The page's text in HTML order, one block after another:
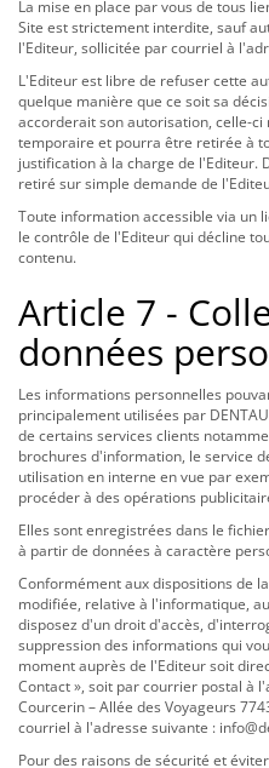
La mise en place par vous de tous
Site est strictement interdite, sauf
l'Editeur, sollicitée par courriel à
L'Editeur est libre de refuser cette
quelque manière que ce soit sa
accorderait son autorisation, celle-ci
temporaire et pourra être retirée à
justification à la charge de l'Editeur.
retiré sur simple demande de
Toute information accessible via un
le contrôle de l'Editeur qui décline
contenu.
Article 7 -
données
Les informations personnelles
principalement utilisées par
de certains services clients
brochures d'information, le service
utilisation en interne en vue par
procéder à des opérations
Elles sont enregistrées dans le
à partir de données à caractère
Conformément aux dispositions de
modifiée, relative à l'informatique,
disposez d'un droit d'accès,
suppression des informations qui
moment auprès de l'Editeur soit
Contact », soit par courrier postal à
Courcerin – Allée des Voyageurs
courriel à l'adresse suivante :
Pour des raisons de sécurité et